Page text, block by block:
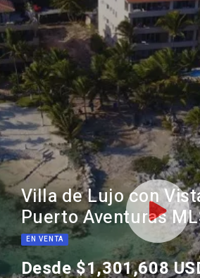
Villa de Lujo con
Puerto Aventuras
EN VENTA
Desde $1,301,608